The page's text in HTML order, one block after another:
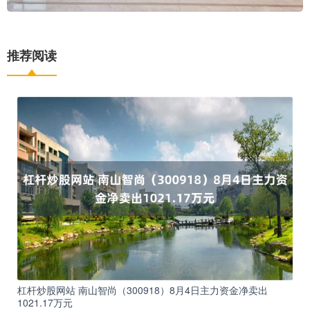
推荐阅读
杠杆炒股网站 南山智尚（300918）8月4日主力资金净卖出
1021.17万元